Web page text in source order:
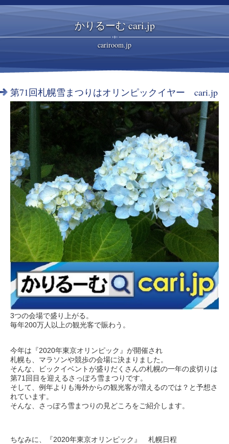
かりるーむ cari.jp
cariroom.jp
第71回札幌雪まつりはオリンピックイヤー cari.jp
3つの会場で盛り上がる。
毎年200万人以上の観光客で賑わう。
今年は『2020年東京オリンピック』が開催され
札幌も、マラソンや競歩の会場に決まりました。
そんな、ビックイベントが盛りだくさんの札幌の一年の皮切りは
第71回目を迎えるさっぽろ雪まつりです。
そして、例年よりも海外からの観光客が増えるのでは？と予想さ
れています。
そんな、さっぽろ雪まつりの見どころをご紹介します。
ちなみに、『2020年東京オリンピック』 札幌日程